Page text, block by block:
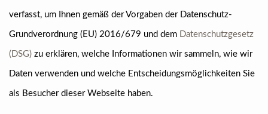
verfasst, um Ihnen gemäß der Vorgaben der Datenschutz-
Grundverordnung (EU) 2016/679 und dem Datenschutzgesetz
(DSG) zu erklären, welche Informationen wir sammeln, wie wir
Daten verwenden und welche Entscheidungsmöglichkeiten Sie
als Besucher dieser Webseite haben.